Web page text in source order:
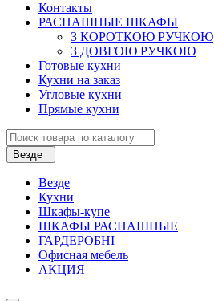
Контакты
РАСПАШНЫЕ ШКАФЫ
З КОРОТКОЮ РУЧКОЮ
З ДОВГОЮ РУЧКОЮ
Готовые кухни
Кухни на заказ
Угловые кухни
Прямые кухни
Везде
Везде
Кухни
Шкафы-купе
ШКАФЫ РАСПАШНЫЕ
ГАРДЕРОБНІ
Офисная мебель
АКЦИЯ